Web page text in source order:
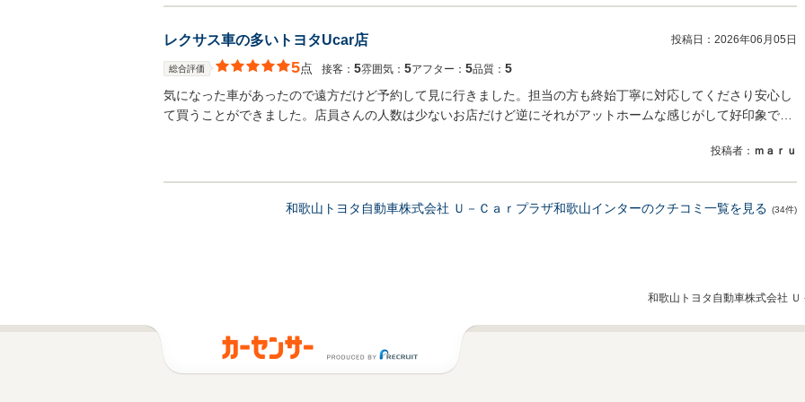
レクサス車の多いトヨタUcar店 投稿日： 2026年06月05日
総合評価 5点 接客： 5雰囲気： 5アフター： 5品質： 5
気になった車があったので遠方だけど予約して見に行きました。担当の方も終始丁寧に対応してくださり安心し
て買うことができました。店員さんの人数は少ないお店だけど逆にそれがアットホームな感じがして好印象で…
投稿者： ｍａｒｕ
和歌山トヨタ自動車株式会社 Ｕ－Ｃａｒプラザ和歌山インターのクチコミ一覧を見る (34件)
和歌山トヨタ自動車株式会社